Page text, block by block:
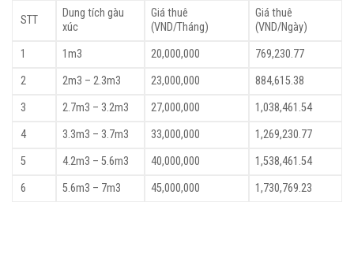
STT
Dung tích gàu
xúc
Giá thuê
(VND/Tháng)
Giá thuê
(VND/Ngày)
1
1m3 20,000,000
769,230.77
2
2m3 – 2.3m3 23,000,000
884,615.38
3
2.7m3 – 3.2m3 27,000,000
1,038,461.54
4
3.3m3 – 3.7m3 33,000,000
1,269,230.77
5
4.2m3 – 5.6m3 40,000,000
1,538,461.54
6
5.6m3 – 7m3 45,000,000 1,730,769.23